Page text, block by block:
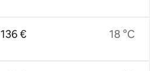
136 € 18 °C